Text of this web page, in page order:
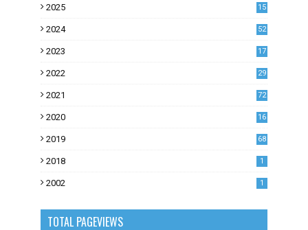
2025 15
2024 52
2023
17
2022
29
2021
72
2020
16
2019
68
2018 1
2002 1
TOTAL PAGEVIEWS